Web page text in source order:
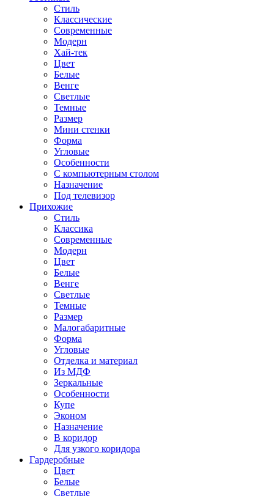
Стиль
Классические
Современные
Модерн
Хай-тек
Цвет
Белые
Венге
Светлые
Темные
Размер
Мини стенки
Форма
Угловые
Особенности
С компьютерным столом
Назначение
Под телевизор
Прихожие
Стиль
Классика
Современные
Модерн
Цвет
Белые
Венге
Светлые
Темные
Размер
Малогабаритные
Форма
Угловые
Отделка и материал
Из МДФ
Зеркальные
Особенности
Купе
Эконом
Назначение
В коридор
Для узкого коридора
Гардеробные
Цвет
Белые
Светлые